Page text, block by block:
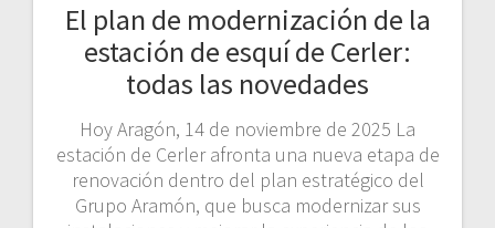
El plan de modernización de la
estación de esquí de Cerler:
todas las novedades
Hoy Aragón, 14 de noviembre de 2025 La
estación de Cerler afronta una nueva etapa de
renovación dentro del plan estratégico del
Grupo Aramón, que busca modernizar sus